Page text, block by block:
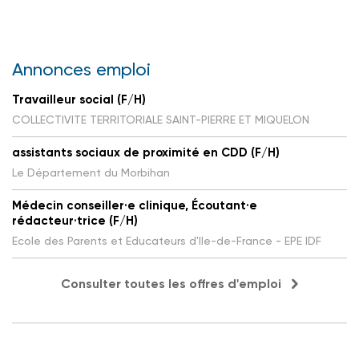
Annonces emploi
Travailleur social (F/H)
COLLECTIVITE TERRITORIALE SAINT-PIERRE ET MIQUELON
assistants sociaux de proximité en CDD (F/H)
Le Département du Morbihan
Médecin conseiller·e clinique, Écoutant·e
rédacteur·trice (F/H)
Ecole des Parents et Educateurs d'Ile-de-France - EPE IDF
Consulter toutes les offres d'emploi